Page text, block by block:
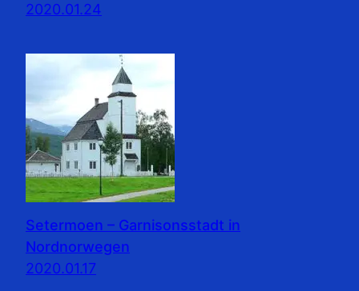
2020.01.24
Setermoen – Garnisonsstadt in
Nordnorwegen
2020.01.17